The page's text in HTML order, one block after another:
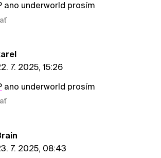
ano underworld prosím
7. 2025, 15:26
ano underworld prosím
7. 2025, 08:43